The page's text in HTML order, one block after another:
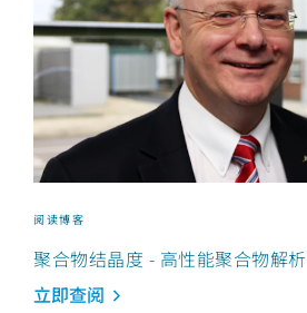
阅读博客
聚合物结晶度 - 高性能聚合物解析
立即查阅